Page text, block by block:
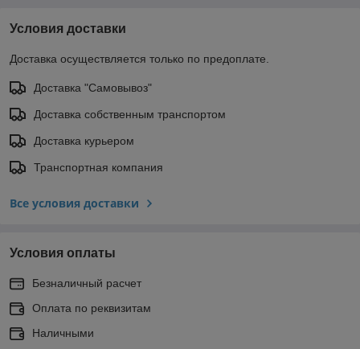
Условия доставки
Доставка осуществляется только по предоплате.
Доставка "Самовывоз"
Доставка собственным транспортом
Доставка курьером
Транспортная компания
Все условия доставки
Условия оплаты
Безналичный расчет
Оплата по реквизитам
Наличными